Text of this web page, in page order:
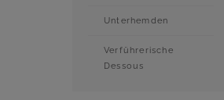
Unterhemden
Verführerische
Dessous